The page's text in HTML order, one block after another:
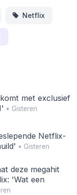
Netflix
met exclusief
• Gisteren
Netflix-
• Gisteren
deze megahit
'Wat een